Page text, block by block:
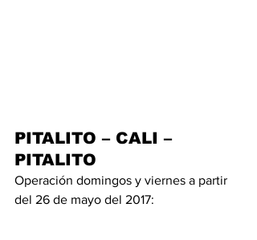
PITALITO – CALI –
PITALITO
Operación domingos y viernes a partir
del 26 de mayo del 2017: